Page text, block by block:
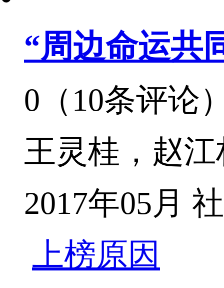
“周边命运共
0（10条评论
王灵桂，赵
2017年05月
上榜原因